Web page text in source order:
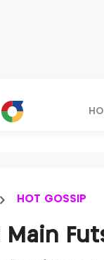
HOT GOSSIP